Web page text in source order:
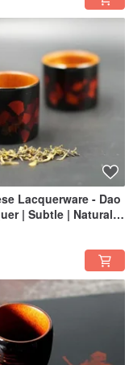
Lacquerware - Dao
| Subtle | Natural
| Tumblers